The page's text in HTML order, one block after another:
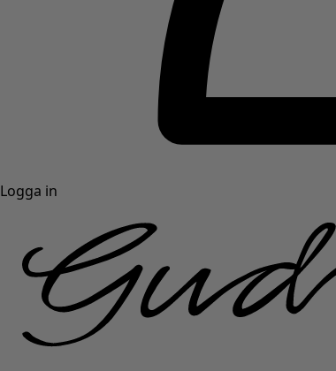
Logga in